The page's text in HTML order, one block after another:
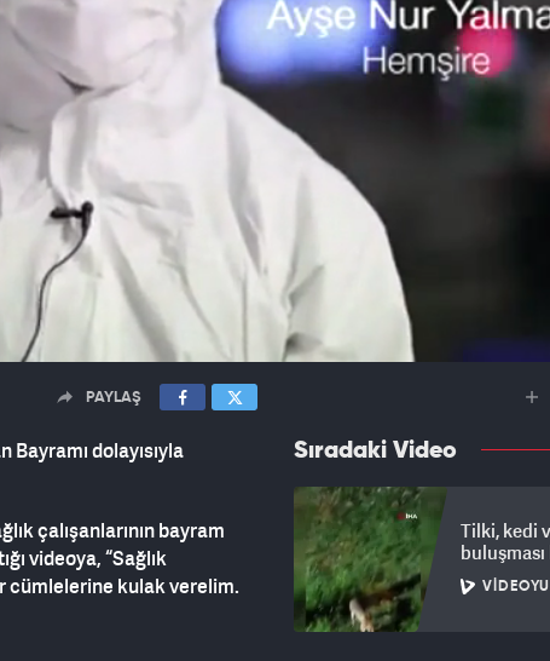
PAYLAŞ
Bayramı dolayısıyla
çalışanlarının bayram
videoya, “Sağlık
cümlelerine kulak verelim.
Sıradaki Video
Tilki, kedi